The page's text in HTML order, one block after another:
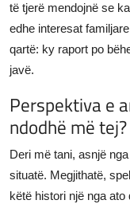
të tjerë mendojnë se
edhe interesat
qartë: ky raport po
javë.
Perspektiva e
ndodhë më tej?
Deri më tani, asnjë
situatë. Megjithatë,
këtë histori një nga